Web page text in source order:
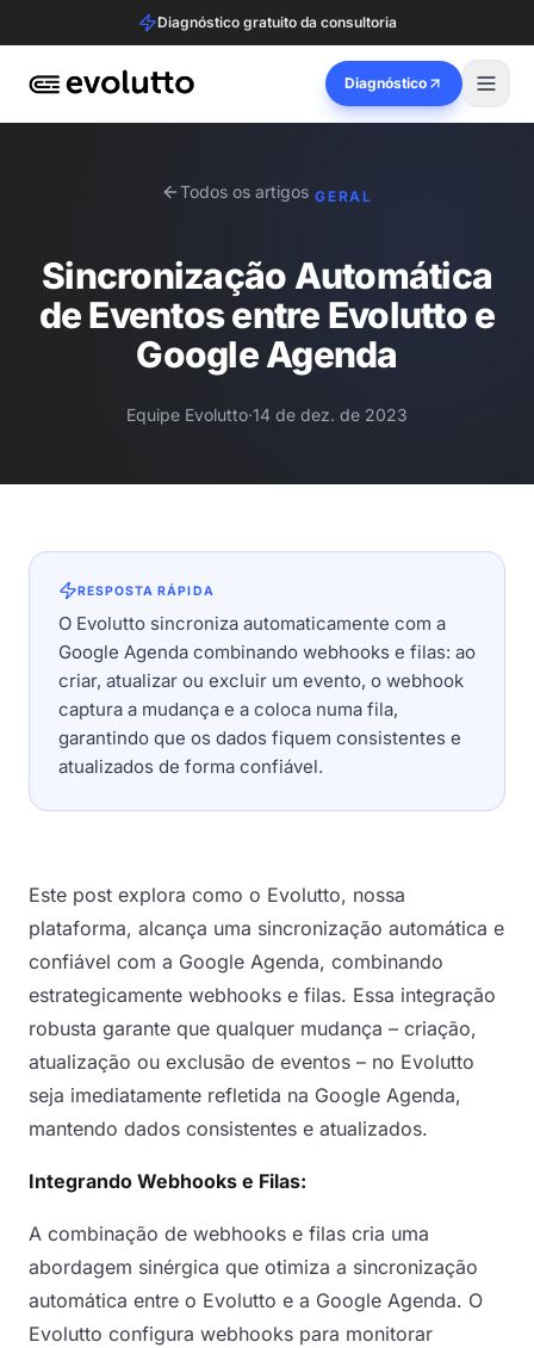
Diagnóstico gratuito da consultoria
Diagnóstico
Todos os artigos GERAL
Sincronização Automática
de Eventos entre Evolutto e
Google Agenda
Equipe Evolutto·14 de dez. de 2023
RESPOSTA RÁPIDA
O Evolutto sincroniza automaticamente com a
Google Agenda combinando webhooks e filas: ao
criar, atualizar ou excluir um evento, o webhook
captura a mudança e a coloca numa fila,
garantindo que os dados fiquem consistentes e
atualizados de forma confiável.
Este post explora como o Evolutto, nossa
plataforma, alcança uma sincronização automática e
confiável com a Google Agenda, combinando
estrategicamente webhooks e filas. Essa integração
robusta garante que qualquer mudança – criação,
atualização ou exclusão de eventos – no Evolutto
seja imediatamente refletida na Google Agenda,
mantendo dados consistentes e atualizados.
Integrando Webhooks e Filas:
A combinação de webhooks e filas cria uma
abordagem sinérgica que otimiza a sincronização
automática entre o Evolutto e a Google Agenda. O
Evolutto configura webhooks para monitorar